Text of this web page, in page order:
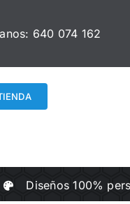
640 074 162
Diseños 100%